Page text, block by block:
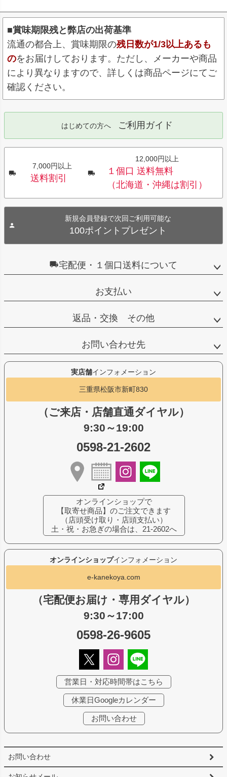
■賞味期限残と弊店の出荷基準
流通の都合上、賞味期限の残日数が1/3以上あるも
のをお届けしております。ただし、メーカーや商品
により異なりますので、詳しくは商品ページにてご
確認ください。
はじめての方へ ご利用ガイド
7,000円以上
送料割引
12,000円以上
１個口 送料無料
（北海道・沖縄は割引）
新規会員登録で次回ご利用可能な
100ポイントプレゼント
宅配便・１個口送料について
お支払い
返品・交換 その他
お問い合わせ先
お問い合わせ
オンラインショップインフォメーション
e-kanekoya.com
（宅配便お届け・専用ダイヤル）
9:30～17:00
0598-26-9605
営業日・対応時間帯はこちら
休業日Googleカレンダー
お問い合わせ
実店舗インフォメーション
三重県松阪市新町830
（ご来店・店舗直通ダイヤル）
9:30～19:00
0598-21-2602
オンラインショップで
【取寄せ商品】のご注文できます
（店頭受け取り・店頭支払い）
土・祝・お急ぎの場合は、21-2602へ